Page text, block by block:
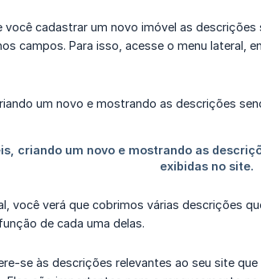
você cadastrar um novo imóvel as
campos. Para isso, acesse o menu lateral,
você verá que cobrimos várias descrições
de cada uma delas.
se às descrições relevantes ao seu site